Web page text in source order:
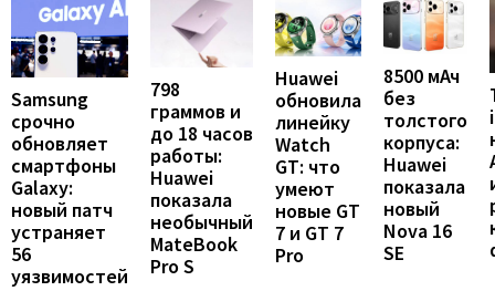
Samsung
срочно
обновляет
смартфоны
Galaxy:
новый патч
устраняет
56
уязвимостей
798
граммов и
до 18 часов
работы:
Huawei
показала
необычный
MateBook
Pro S
Huawei
обновила
линейку
Watch
GT: что
умеют
новые GT
7 и GT 7
Pro
8500 мАч
без
толстого
корпуса:
Huawei
показала
новый
Nova 16
SE